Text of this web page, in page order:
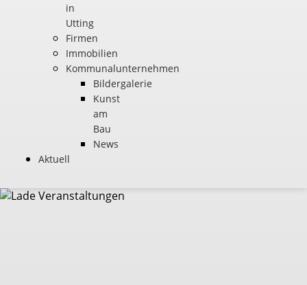
in
Utting
Firmen
Immobilien
Kommunalunternehmen
Bildergalerie
Kunst
am
Bau
News
Aktuell